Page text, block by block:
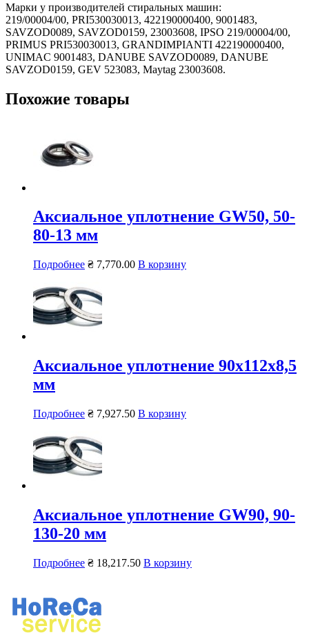
Марки у производителей стиральных машин:
219/00004/00, PRI530030013, 422190000400, 9001483,
SAVZOD0089, SAVZOD0159, 23003608, IPSO 219/00004/00,
PRIMUS PRI530030013, GRANDIMPIANTI 422190000400,
UNIMAC 9001483, DANUBE SAVZOD0089, DANUBE
SAVZOD0159, GEV 523083, Maytag 23003608.
Похожие товары
Аксиальное уплотнение GW50, 50-
80-13 мм
Подробнее ₴ 7,770.00 В корзину
Аксиальное уплотнение 90x112x8,5
мм
Подробнее ₴ 7,927.50 В корзину
Аксиальное уплотнение GW90, 90-
130-20 мм
Подробнее ₴ 18,217.50 В корзину